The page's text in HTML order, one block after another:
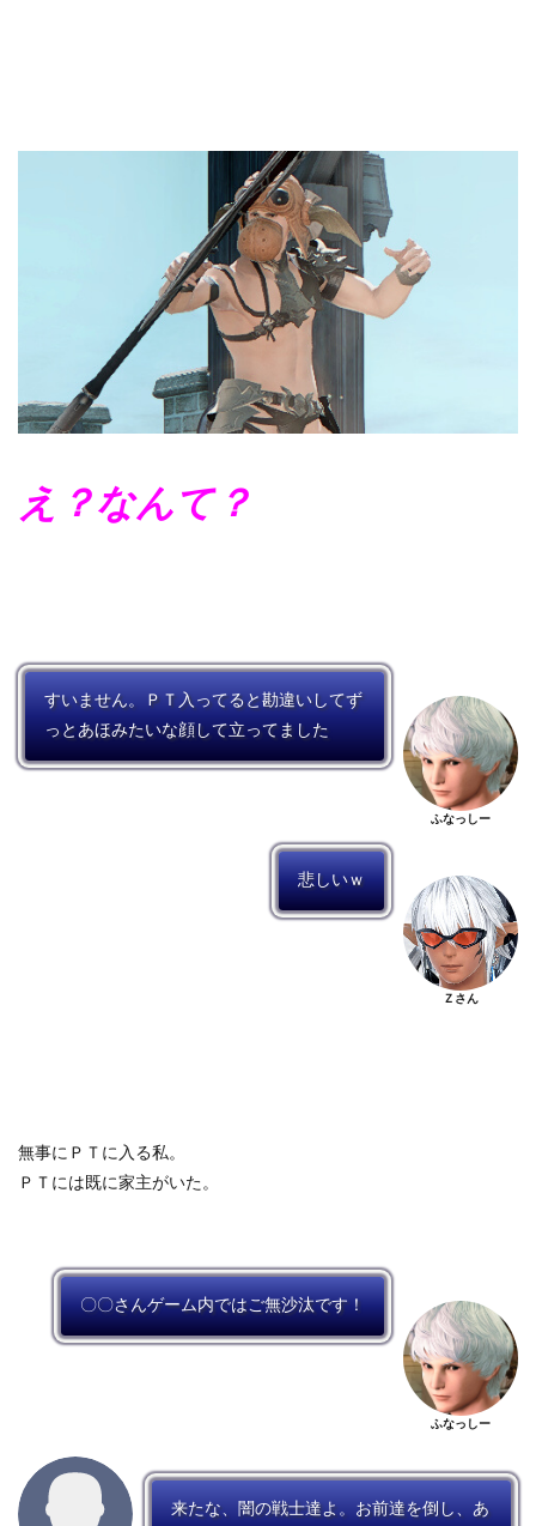
え？なんて？
すいません。ＰＴ入ってると勘違いしてず
っとあほみたいな顔して立ってました
ふなっしー
悲しいｗ
Ｚさん
無事にＰＴに入る私。
ＰＴには既に家主がいた。
〇〇さんゲーム内ではご無沙汰です！
ふなっしー
来たな、闇の戦士達よ。お前達を倒し、あ